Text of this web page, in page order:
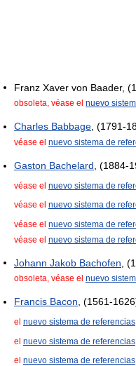
Franz Xaver von Baader,
obsoleta, véase el nuevo
Charles Babbage , (1791-
véase el nuevo sistema de
Gaston Bachelard , (1884-
véase el nuevo sistema de
véase el nuevo sistema de
véase el nuevo sistema de
véase el nuevo sistema de
Johann Jakob Bachofen ,
obsoleta, véase el nuevo
Francis Bacon , (1561-
el nuevo sistema de referencias
el nuevo sistema de referencias
el nuevo sistema de referencias